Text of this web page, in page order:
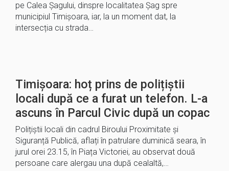
pe Calea Șagului, dinspre localitatea Șag spre
municipiul Timișoara, iar, la un moment dat, la
intersecția cu strada…
Timișoara: hoț prins de polițiștii
locali după ce a furat un telefon. L-a
ascuns în Parcul Civic după un copac
Polițiștii locali din cadrul Biroului Proximitate și
Siguranță Publică, aflați în patrulare duminică seara, în
jurul orei 23.15, în Piața Victoriei, au observat două
persoane care alergau una după cealaltă,…